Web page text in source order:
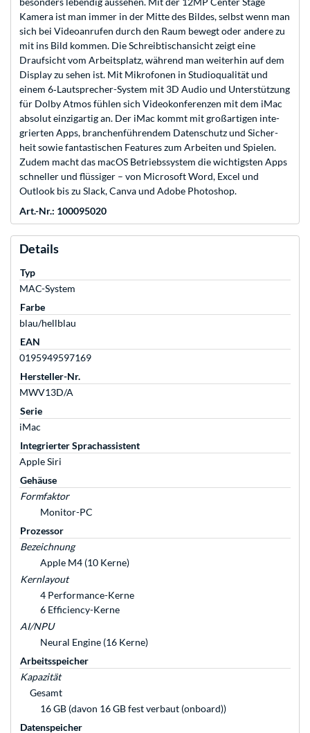
Kamera ist man immer in der Mitte des Bildes, selbst wenn man
sich bei Video­anrufen durch den Raum bewegt oder andere zu
mit ins Bild kommen. Die Schreib­tisch­ansicht zeigt eine
Draufsicht vom Arbeits­platz, während man weiter­hin auf dem
Display zu sehen ist. Mit Mikro­fonen in Studio­qualität und
einem 6‑Laut­sprecher-System mit 3D Audio und Unter­stüt­zung
für Dolby Atmos fühlen sich Video­konferenzen mit dem iMac
absolut einzig­artig an. Der iMac kommt mit groß­artigen inte­
grierten Apps, branchen­führendem Daten­schutz und Sicher­
heit sowie fan­tas­tischen Features zum Arbeiten und Spielen.
Zudem macht das macOS Betriebssystem die wichtigsten Apps
schneller und flüssiger – von Microsoft Word, Excel und
Outlook bis zu Slack, Canva und Adobe Photoshop.
Art.-Nr.: 100095020
Details
Typ
MAC-System
Farbe
blau/hellblau
EAN
0195949597169
Hersteller-Nr.
MWV13D/A
Serie
iMac
Integrierter Sprachassistent
Apple Siri
Gehäuse
Formfaktor
Monitor-PC
Prozessor
Bezeichnung
Apple M4 (10 Kerne)
Kernlayout
4 Performance-Kerne
6 Efficiency-Kerne
AI/NPU
Neural Engine (16 Kerne)
Arbeitsspeicher
Kapazität
Gesamt
16 GB (davon 16 GB fest verbaut (onboard))
Datenspeicher